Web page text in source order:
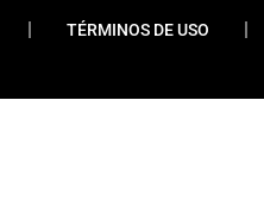
TÉRMINOS DE USO